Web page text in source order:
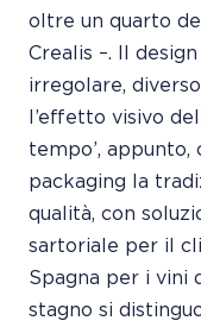
oltre un quarto
Crealis –. Il
irregolare,
l’effetto visivo
tempo’, appunto,
packaging la
qualità, con
sartoriale per il
Spagna per i vini
stagno si